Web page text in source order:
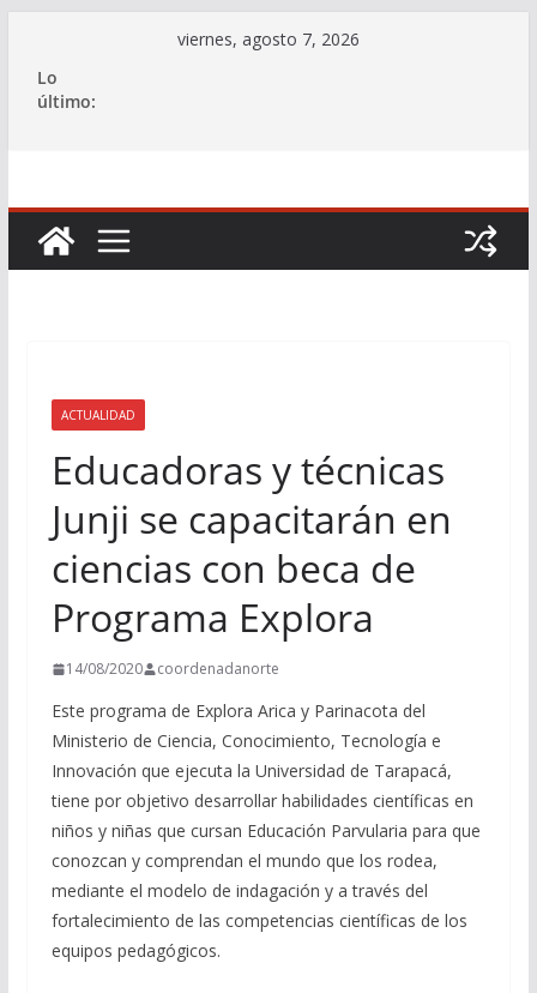
contenido
viernes, agosto 7, 2026
Lo
último:
ACTUALIDAD
Educadoras y técnicas
Junji se capacitarán en
ciencias con beca de
Programa Explora
14/08/2020 coordenadanorte
Este programa de Explora Arica y Parinacota del
Ministerio de Ciencia, Conocimiento, Tecnología e
Innovación que ejecuta la Universidad de Tarapacá,
tiene por objetivo desarrollar habilidades científicas en
niños y niñas que cursan Educación Parvularia para que
conozcan y comprendan el mundo que los rodea,
mediante el modelo de indagación y a través del
fortalecimiento de las competencias científicas de los
equipos pedagógicos.